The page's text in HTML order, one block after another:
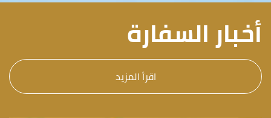
أخبار السفارة
اقرأ المزيد